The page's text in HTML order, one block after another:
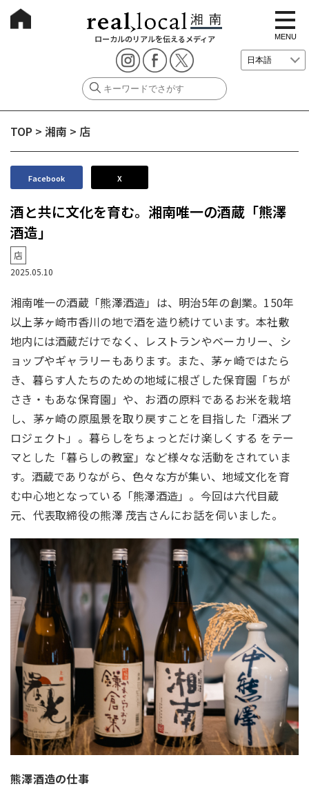
ローカルのリアルを伝えるメディア
t
o
g
g
e
i
i
MENU
TOP > 湘南 > 店
Facebook X
酒と共に文化を育む。湘南唯一の酒蔵「熊澤
酒造」
店
2025.05.10
湘南唯一の酒蔵「熊澤酒造」は、明治5年の創業。150年
以上茅ヶ崎市香川の地で酒を造り続けています。本社敷
地内には酒蔵だけでなく、レストランやベーカリー、シ
ョップやギャラリーもあります。また、茅ヶ崎ではたら
き、暮らす人たちのための地域に根ざした保育園「ちが
さき・もあな保育園」や、お酒の原料であるお米を栽培
し、茅ヶ崎の原風景を取り戻すことを目指した「酒米プ
ロジェクト」。暮らしをちょっとだけ楽しくする をテー
マとした「暮らしの教室」など様々な活動をされていま
す。酒蔵でありながら、色々な方が集い、地域文化を育
む中心地となっている「熊澤酒造」。今回は六代目蔵
元、代表取締役の熊澤 茂吉さんにお話を伺いました。
熊澤酒造の仕事